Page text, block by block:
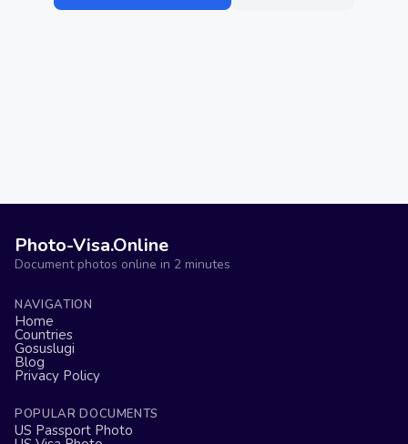
Photo-Visa.Online
Document photos online in 2 minutes
NAVIGATION
Home
Countries
Gosuslugi
Blog
Privacy Policy
POPULAR DOCUMENTS
US Passport Photo